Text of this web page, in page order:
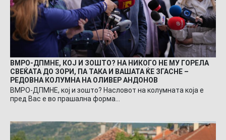
ВМРО-ДПМНЕ, КОЈ И ЗОШТО? НА НИКОГО НЕ МУ ГОРЕЛА
СВЕЌАТА ДО ЗОРИ, ПА ТАКА И ВАШАТА ЌЕ ЗГАСНЕ –
РЕДОВНА КОЛУМНА НА ОЛИВЕР АНДОНОВ
ВМРО-ДПМНЕ, кој и зошто? Насловот на колумната која е
пред Вас е во прашална форма…